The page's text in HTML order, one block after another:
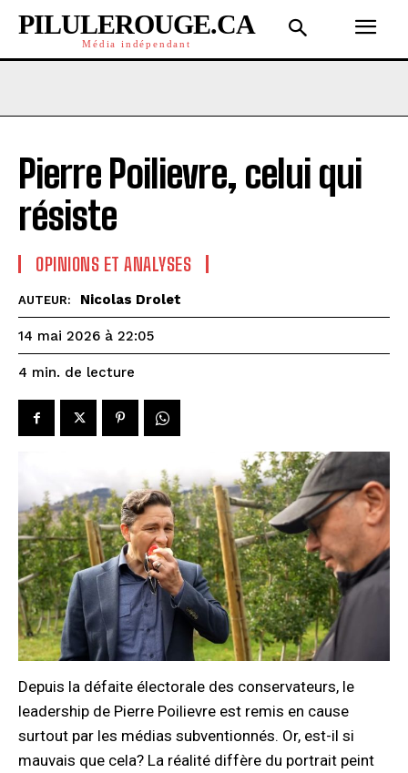
PILULEROUGE.CA
Média indépendant
Pierre Poilievre, celui qui
résiste
OPINIONS ET ANALYSES
AUTEUR: Nicolas Drolet
14 mai 2026 à 22:05
4 min. de lecture
Depuis la défaite électorale des conservateurs, le
leadership de Pierre Poilievre est remis en cause
surtout par les médias subventionnés. Or, est-il si
mauvais que cela? La réalité diffère du portrait peint